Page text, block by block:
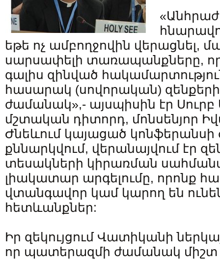
եթե ոչ ամբողջովին վերացնել,
սարսափելի տառապանքները,
գալիս զինված
հասարակ (սովորական)
ժամանակ»,- այսպիսին էր
մշտական դիտորդ, մոնսենյոր
Ժնեևում կայացած
քննարկվում, վերանայվում էր
տեսակների կիրառման
լիակատար արգելումը, որոնք
վտանգավոր կամ կարող են
հետևանքներ:
Իր զեկույցում Վատիկանի
որ պատերազմի ժամանակ միշտ